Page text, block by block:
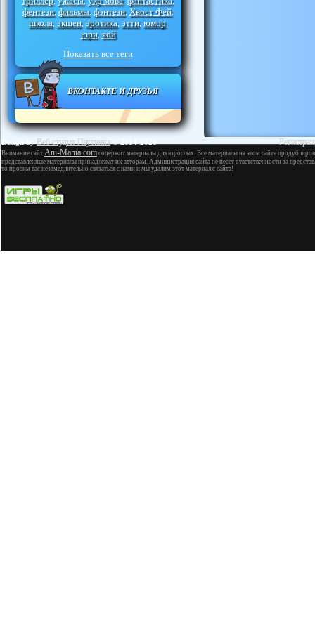
фентези, фильмы, фэнтези, Хвост Фей,
школа, экшен, эротика, этти, юмор,
юри, яой
Показать все теги
ВКОНТАКТЕ И ДРУЗЬЯ
Веб студия Паутинка
Внимание сайт Ani-Mania.com содержит материалы для взрослых. Все материалы на этом сайте
представленные материалы принадлежат их авторам. Администрация сайта не несёт ответственности за
то просим вас незамедлительно связаться с нами и мы удалим этот материал с сайта!